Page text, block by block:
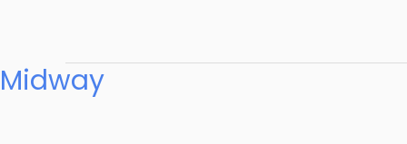
Midway